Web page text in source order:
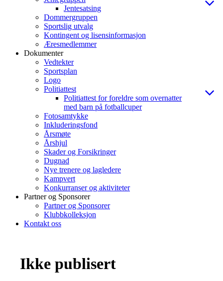
Jentesatsing
Dommergruppen
Sportslig utvalg
Kontingent og lisensinformasjon
Æresmedlemmer
Dokumenter
Vedtekter
Sportsplan
Logo
Politiattest
Politiattest for foreldre som overnatter
med barn på fotballcuper
Fotosamtykke
Inkluderingsfond
Årsmøte
Årshjul
Skader og Forsikringer
Dugnad
Nye trenere og lagledere
Kampvert
Konkurranser og aktiviteter
Partner og Sponsorer
Partner og Sponsorer
Klubbkolleksjon
Kontakt oss
Ikke publisert